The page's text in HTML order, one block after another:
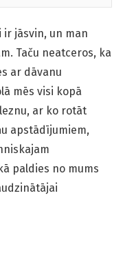
ir jāsvin, un man
Taču neatceros, ka
ar dāvanu
mēs visi kopā
ar ko rotāt
apstādījumiem,
paldies no mums